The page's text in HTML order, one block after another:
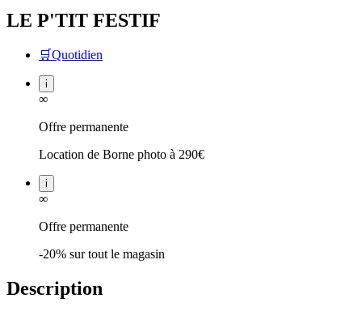
LE P'TIT FESTIF
🛒Quotidien
i
∞
Offre permanente
Location de Borne photo à 290€
i
∞
Offre permanente
-20% sur tout le magasin
Description